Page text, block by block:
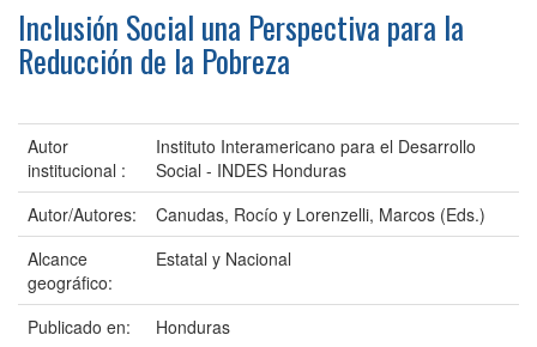
Inclusión Social una Perspectiva para la
Reducción de la Pobreza
Autor
institucional :
Instituto Interamericano para el Desarrollo
Social - INDES Honduras
Autor/Autores:
Canudas, Rocío y Lorenzelli, Marcos (Eds.)
Alcance
geográfico:
Estatal y Nacional
Publicado en:
Honduras